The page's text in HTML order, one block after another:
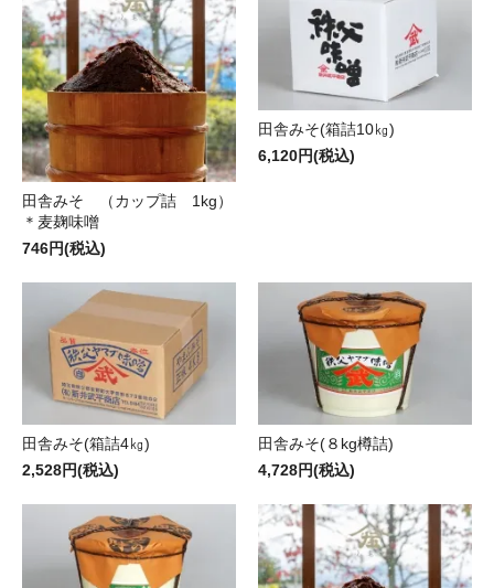
田舎みそ （カップ詰 1kg）
＊麦麹味噌
746円(税込)
田舎みそ(箱詰10㎏)
6,120円(税込)
田舎みそ(箱詰4㎏)
2,528円(税込)
田舎みそ(８kg樽詰)
4,728円(税込)